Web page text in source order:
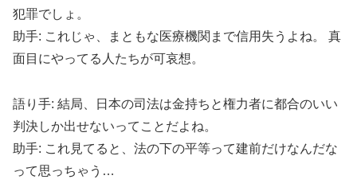
犯罪でしょ。
助手: これじゃ、まともな医療機関まで信用失うよね。 真
面目にやってる人たちが可哀想。
語り手: 結局、日本の司法は金持ちと権力者に都合のいい
判決しか出せないってことだよね。
助手: これ見てると、法の下の平等って建前だけなんだな
って思っちゃう…